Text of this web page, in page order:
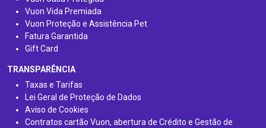
Vuon Vida Premiada
Vuon Proteção e Assistência Pet
Fatura Garantida
Gift Card
TRANSPARÊNCIA
Taxas e Tarifas
Lei Geral de Proteção de Dados
Aviso de Cookies
Contratos cartão Vuon, abertura de Crédito e Gestão de